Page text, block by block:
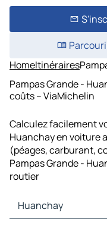
HomeItinéraires
Pampas Grande -
coûts – ViaMichelin
Calculez facilement
Huanchay en voiture
(péages, carburant,
Pampas Grande -
routier
Huanchay